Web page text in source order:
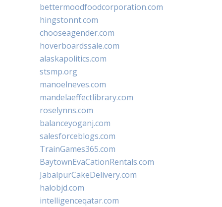
bettermoodfoodcorporation.com
hingstonnt.com
chooseagender.com
hoverboardssale.com
alaskapolitics.com
stsmp.org
manoelneves.com
mandelaeffectlibrary.com
roselynns.com
balanceyoganj.com
salesforceblogs.com
TrainGames365.com
BaytownEvaCationRentals.com
JabalpurCakeDelivery.com
halobjd.com
intelligenceqatar.com